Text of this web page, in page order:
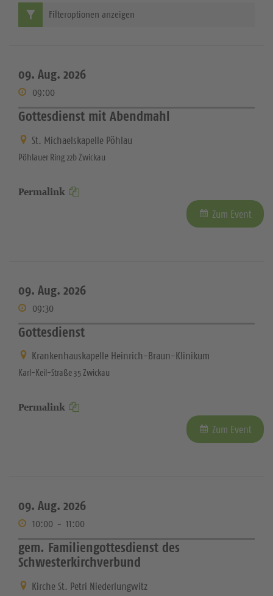
09. Aug. 2026
09:00
Gottesdienst mit Abendmahl
St. Michaelskapelle Pöhlau
Pöhlauer Ring 22b Zwickau
Permalink
Zum Event
09. Aug. 2026
09:30
Gottesdienst
Krankenhauskapelle Heinrich-Braun-Klinikum
Karl-Keil-Straße 35 Zwickau
Permalink
Zum Event
09. Aug. 2026
10:00 - 11:00
gem. Familiengottesdienst des
Schwesterkirchverbund
Kirche St. Petri Niederlungwitz
Filteroptionen anzeigen